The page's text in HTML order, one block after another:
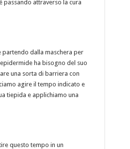
passando attraverso la cura
partendo dalla maschera per
ha bisogno del suo
una sorta di barriera con
agire il tempo indicato e
tiepida e applichiamo una
questo tempo in un